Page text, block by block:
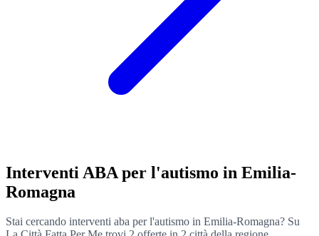
Interventi ABA per l'autismo in Emilia-
Romagna
Stai cercando interventi aba per l'autismo in Emilia-Romagna? Su